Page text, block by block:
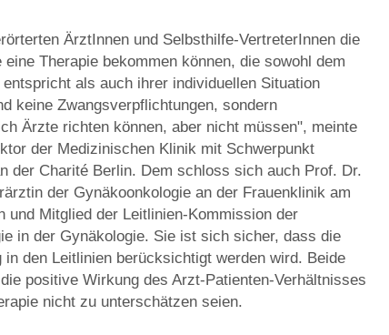
ÄrztInnen und Selbsthilfe-VertreterInnen die
Therapie bekommen können, die sowohl dem
als auch ihrer individuellen Situation
keine Zwangsverpflichtungen, sondern
Ärzte richten können, aber nicht müssen", meinte
der Medizinischen Klinik mit Schwerpunkt
der Charité Berlin. Dem schloss sich auch Prof. Dr.
der Gynäkoonkologie an der Frauenklinik am
und Mitglied der Leitlinien-Kommission der
in der Gynäkologie. Sie ist sich sicher, dass die
den Leitlinien berücksichtigt werden wird. Beide
positive Wirkung des Arzt-Patienten-Verhältnisses
nicht zu unterschätzen seien.